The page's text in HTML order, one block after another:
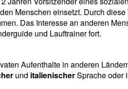
Menschen einsetzt. Durch
Das Interesse an anderen
und Lauftrainer fort.
Aufenthalte in anderen
und italienischerSprache oder